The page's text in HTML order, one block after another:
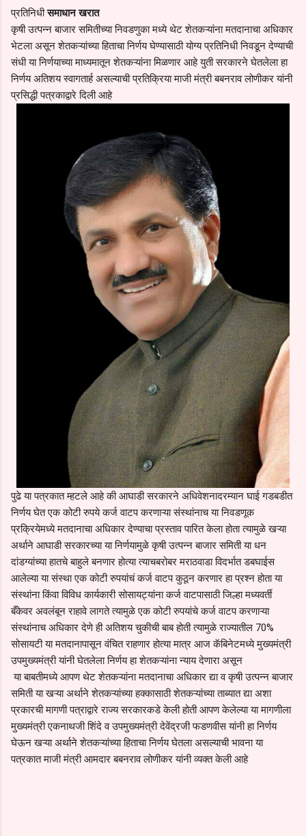
प्रतिनिधीसमाधान खरात
कृषी उत्पन्न बाजार समितीच्या निवडणुका मध्ये थेट शेतकऱ्यांना मतदानाचा अधिकार
भेटला असून शेतकऱ्यांच्या हिताचा निर्णय घेण्यासाठी योग्य प्रतिनिधी निवडून देण्याची
संधी या निर्णयाच्या माध्यमातून शेतकऱ्यांना मिळणार आहे युती सरकारने घेतलेला हा
निर्णय अतिशय स्वागतार्ह असल्याची प्रतिक्रिया माजी मंत्री बबनराव लोणीकर यांनी
प्रसिद्धी पत्रकाद्वारे दिली आहे
पुढे या पत्रकात म्हटले आहे की आघाडी सरकारने अधिवेशनादरम्यान घाई गडबडीत
निर्णय घेत एक कोटी रुपये कर्ज वाटप करणाऱ्या संस्थांनाच या निवडणूक
प्रक्रियेमध्ये मतदानाचा अधिकार देण्याचा प्रस्ताव पारित केला होता त्यामुळे खऱ्या
अर्थाने आघाडी सरकारच्या या निर्णयामुळे कृषी उत्पन्न बाजार समिती या धन
दांडग्यांच्या हातचे बाहुले बनणार होत्या त्याचबरोबर मराठवाडा विदर्भात डबघाईस
आलेल्या या संस्था एक कोटी रुपयांचं कर्ज वाटप कुठून करणार हा प्रश्न होता या
संस्थांना किंवा विविध कार्यकारी सोसायट्यांना कर्ज वाटपासाठी जिल्हा मध्यवर्ती
बँकेवर अवलंबून राहावे लागते त्यामुळे एक कोटी रुपयांचे कर्ज वाटप करणाऱ्या
संस्थांनाच अधिकार देणे ही अतिशय चुकीची बाब होती त्यामुळे राज्यातील 70%
सोसायटी या मतदानापासून वंचित राहणार होत्या मात्र आज कॅबिनेटमध्ये मुख्यमंत्री
उपमुख्यमंत्री यांनी घेतलेला निर्णय हा शेतकऱ्यांना न्याय देणारा असून
या बाबतीमध्ये आपण थेट शेतकऱ्यांना मतदानाचा अधिकार द्या व कृषी उत्पन्न बाजार
समिती या खऱ्या अर्थाने शेतकऱ्यांच्या हक्कासाठी शेतकऱ्यांच्या ताब्यात द्या अशा
प्रकारची मागणी पत्राद्वारे राज्य सरकारकडे केली होती आपण केलेल्या या मागणीला
मुख्यमंत्री एकनाथजी शिंदे व उपमुख्यमंत्री देवेंद्रजी फडणवीस यांनी हा निर्णय
घेऊन खऱ्या अर्थाने शेतकऱ्यांच्या हिताचा निर्णय घेतला असल्याची भावना या
पत्रकात माजी मंत्री आमदार बबनराव लोणीकर यांनी व्यक्त केली आहे